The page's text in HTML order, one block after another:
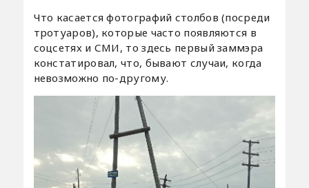
Что касается фотографий столбов (посреди
тротуаров), которые часто появляются в
соцсетях и СМИ, то здесь первый заммэра
констатировал, что, бывают случаи, когда
невозможно по-другому.